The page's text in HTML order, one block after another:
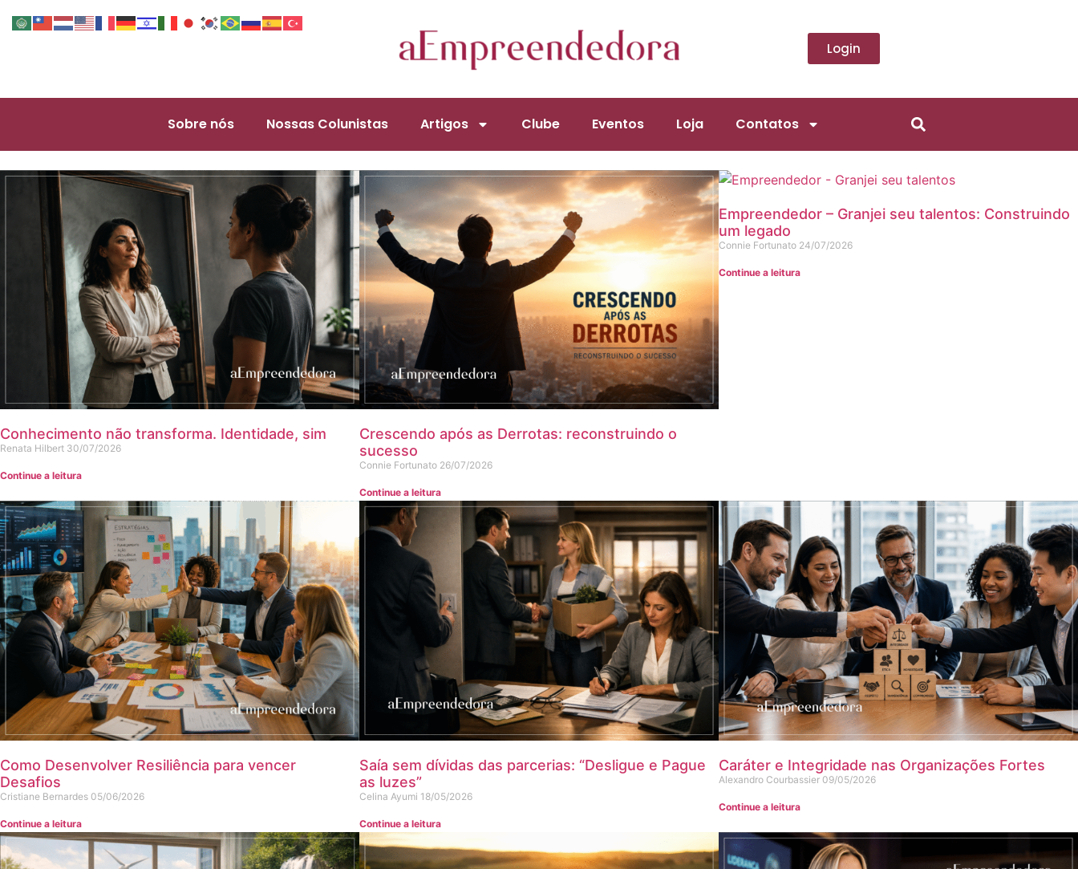
Login
Sobre nós Nossas Colunistas Artigos Clube Eventos Loja Contatos
Conhecimento não transforma. Identidade, sim
Renata Hilbert 30/07/2026
Continue a leitura
Crescendo após as Derrotas: reconstruindo o
sucesso
Connie Fortunato 26/07/2026
Continue a leitura
Empreendedor – Granjei seu talentos: Construindo
um legado
Connie Fortunato 24/07/2026
Continue a leitura
Como Desenvolver Resiliência para vencer
Desafios
Cristiane Bernardes 05/06/2026
Continue a leitura
Saía sem dívidas das parcerias: “Desligue e Pague
as luzes”
Celina Ayumi 18/05/2026
Continue a leitura
Caráter e Integridade nas Organizações Fortes
Alexandro Courbassier 09/05/2026
Continue a leitura